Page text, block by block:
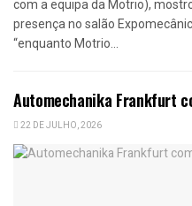
com a equipa da Motrio),
presença no salão
“enquanto Motrio...
Automechanika Frankfurt
22 DE JULHO, 2026